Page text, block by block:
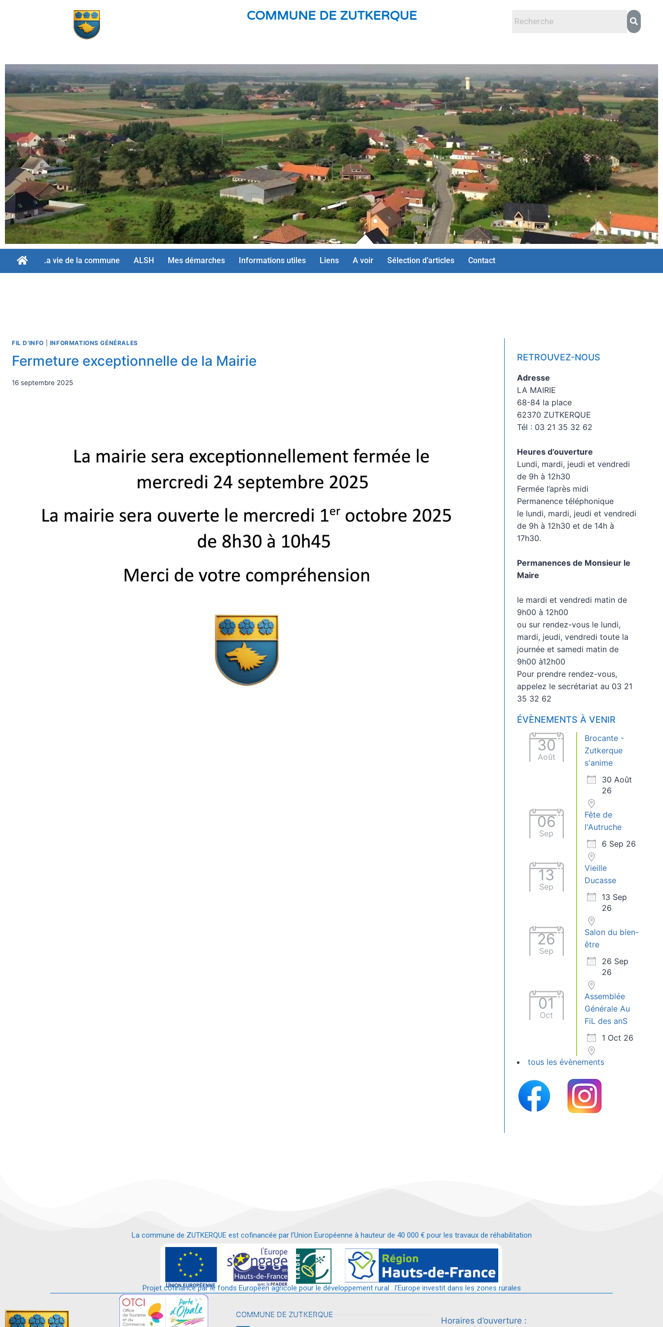
COMMUNE DE ZUTKERQUE
La vie de la commune ALSH Mes démarches Informations utiles Liens A voir Sélection d’articles Contact
FIL D'INFO INFORMATIONS GÉNÉRALES
Fermeture exceptionnelle de la Mairie
16 septembre 2025
RETROUVEZ-NOUS
Adresse
LA MAIRIE
68-84 la place
62370 ZUTKERQUE
Tél : 03 21 35 32 62
Heures d’ouverture
Lundi, mardi, jeudi et vendredi
de 9h à 12h30
Fermée l’après midi
Permanence téléphonique
le lundi, mardi, jeudi et vendredi
de 9h à 12h30 et de 14h à
17h30.
Permanences de Monsieur le
Maire
le mardi et vendredi matin de
9h00 à 12h00
ou sur rendez-vous le lundi,
mardi, jeudi, vendredi toute la
journée et samedi matin de
9h00 à12h00
Pour prendre rendez-vous,
appelez le secrétariat au 03 21
35 32 62
ÉVÈNEMENTS À VENIR
30
Août
Brocante -
Zutkerque
s'anime
30 Août
26
06
Sep
Fête de
l'Autruche
6 Sep 26
13
Sep
Vieille
Ducasse
13 Sep
26
26
Sep
Salon du bien-
être
26 Sep
26
01
Oct
Assemblée
Générale Au
FiL des anS
1 Oct 26
tous les évènements
La commune de ZUTKERQUE est cofinancée par l’Union Européenne à hauteur de 40 000 € pour les travaux de réhabilitation
et requalification d’un bâtiment en services et commerces de proximité.
Projet cofinancé par le fonds Européen agricole pour le développement rural : l’Europe investit dans les zones rurales
COMMUNE DE ZUTKERQUE
Horaires d’ouverture :